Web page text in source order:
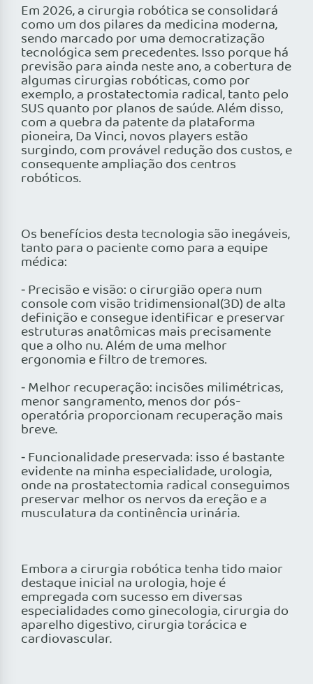
Em 2026, a cirurgia robótica se consolidará
como um dos pilares da medicina moderna,
sendo marcado por uma democratização
tecnológica sem precedentes. Isso porque há
previsão para ainda neste ano, a cobertura de
algumas cirurgias robóticas, como por
exemplo, a prostatectomia radical, tanto pelo
SUS quanto por planos de saúde. Além disso,
com a quebra da patente da plataforma
pioneira, Da Vinci, novos players estão
surgindo, com provável redução dos custos, e
consequente ampliação dos centros
robóticos.
Os benefícios desta tecnologia são inegáveis,
tanto para o paciente como para a equipe
médica:
⁃ Precisão e visão: o cirurgião opera num
console com visão tridimensional(3D) de alta
definição e consegue identificar e preservar
estruturas anatômicas mais precisamente
que a olho nu. Além de uma melhor
ergonomia e filtro de tremores.
⁃ Melhor recuperação: incisões milimétricas,
menor sangramento, menos dor pós-
operatória proporcionam recuperação mais
breve.
⁃ Funcionalidade preservada: isso é bastante
evidente na minha especialidade, urologia,
onde na prostatectomia radical conseguimos
preservar melhor os nervos da ereção e a
musculatura da continência urinária.
Embora a cirurgia robótica tenha tido maior
destaque inicial na urologia, hoje é
empregada com sucesso em diversas
especialidades como ginecologia, cirurgia do
aparelho digestivo, cirurgia torácica e
cardiovascular.